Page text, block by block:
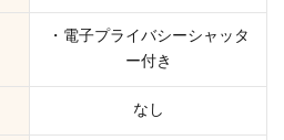
・電子プライバシーシャッタ
ー付き
なし